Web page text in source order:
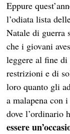
Eppure
l’odiata lista
Natale di guerra
che i giovani
leggere al fine
restrizioni e di
loro quanto gli
a malapena con
dove l’ordinario
essere